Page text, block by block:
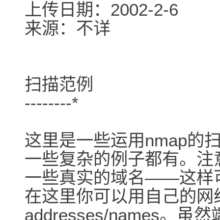
上传日期：2002-2-6
来源：不详
扫描范例
--------*
这里是一些运用nmap的
一些复杂的例子都有。
一些真实的域名――这样
在这里你可以用自己的
addresses/names。虽然